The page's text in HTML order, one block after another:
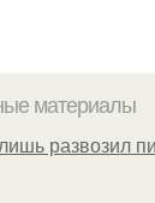
материалы
развозил